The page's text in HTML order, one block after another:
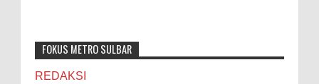
FOKUS METRO SULBAR
REDAKSI